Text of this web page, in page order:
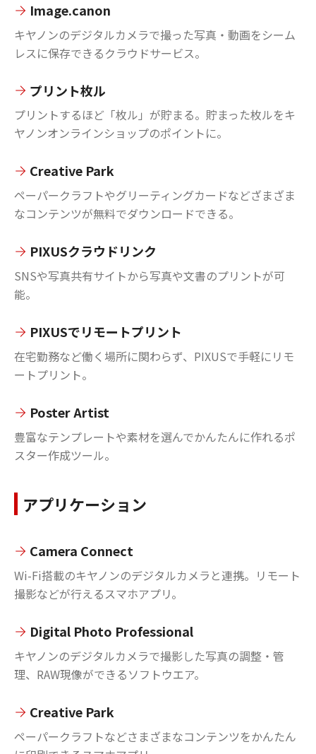
Image.canon
キヤノンのデジタルカメラで撮った写真・動画をシーム
レスに保存できるクラウドサービス。
プリント枚ル
プリントするほど「枚ル」が貯まる。貯まった枚ルをキ
ヤノンオンラインショップのポイントに。
Creative Park
ペーパークラフトやグリーティングカードなどざまざま
なコンテンツが無料でダウンロードできる。
PIXUSクラウドリンク
SNSや写真共有サイトから写真や文書のプリントが可
能。
PIXUSでリモートプリント
在宅勤務など働く場所に関わらず、PIXUSで手軽にリモ
ートプリント。
Poster Artist
豊富なテンプレートや素材を選んでかんたんに作れるポ
スター作成ツール。
アプリケーション
Camera Connect
Wi-Fi搭載のキヤノンのデジタルカメラと連携。リモート
撮影などが行えるスマホアプリ。
Digital Photo Professional
キヤノンのデジタルカメラで撮影した写真の調整・管
理、RAW現像ができるソフトウエア。
Creative Park
ペーパークラフトなどさまざまなコンテンツをかんたん